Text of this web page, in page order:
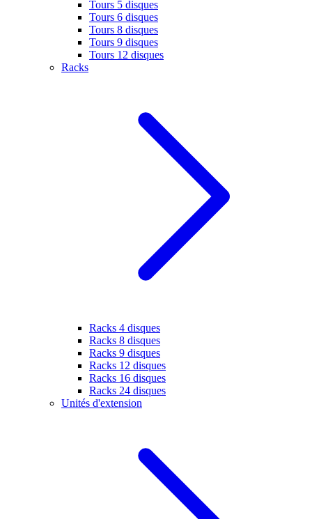
Tours 5 disques
Tours 6 disques
Tours 8 disques
Tours 9 disques
Tours 12 disques
Racks
Racks 4 disques
Racks 8 disques
Racks 9 disques
Racks 12 disques
Racks 16 disques
Racks 24 disques
Unités d'extension